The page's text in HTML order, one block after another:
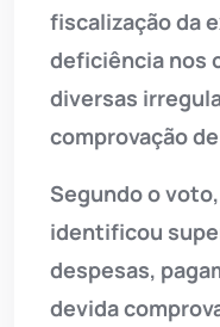
fiscalização da
deficiência nos
diversas
comprovação
Segundo o
identificou
despesas,
devida